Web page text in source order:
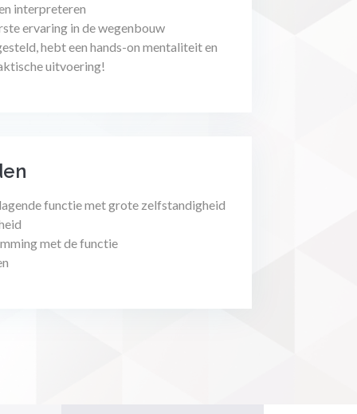
interpreteren
ervaring in de wegenbouw
hebt een hands-on mentaliteit en
uitvoering!
functie met grote zelfstandigheid
met de functie